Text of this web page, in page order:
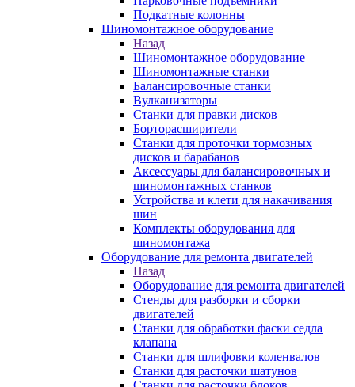
Подкатные колонны
Шиномонтажное оборудование
Назад
Шиномонтажное оборудование
Шиномонтажные станки
Балансировочные станки
Вулканизаторы
Станки для правки дисков
Борторасширители
Станки для проточки тормозных
дисков и барабанов
Аксессуары для балансировочных и
шиномонтажных станков
Устройства и клети для накачивания
шин
Комплекты оборудования для
шиномонтажа
Оборудование для ремонта двигателей
Назад
Оборудование для ремонта двигателей
Стенды для разборки и сборки
двигателей
Станки для обработки фаски седла
клапана
Станки для шлифовки коленвалов
Станки для расточки шатунов